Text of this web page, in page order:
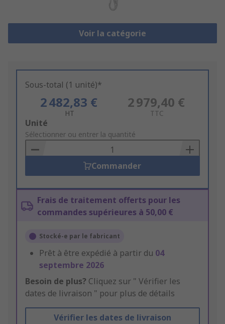
Voir la catégorie
Sous-total (1 unité)*
2 482,83 €
HT
2 979,40 €
TTC
Add
to
Basket
Unité
Sélectionner ou entrer la quantité
Commander
Frais de traitement offerts pour les
commandes supérieures à 50,00 €
Stocké-e par le fabricant
Prêt à être expédié à partir du 04
septembre 2026
Besoin de plus? Cliquez sur " Vérifier les
dates de livraison " pour plus de détails
Vérifier les dates de livraison